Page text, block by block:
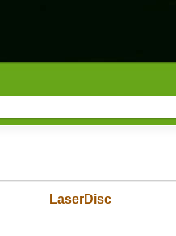
LaserDisc